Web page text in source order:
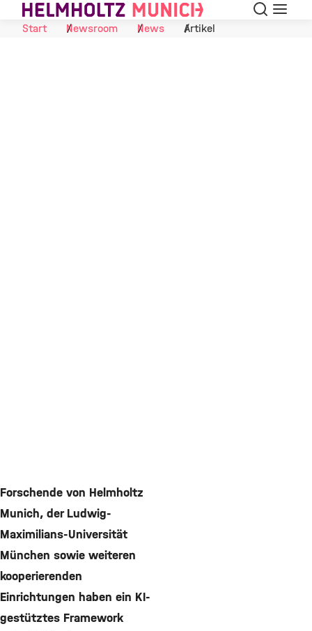
Skip to Content Suche
Start
Newsroom News Artikel
Forschende von Helmholtz
Munich, der Ludwig-
Maximilians-Universität
München sowie weiteren
kooperierenden
Einrichtungen haben ein KI-
gestütztes Framework